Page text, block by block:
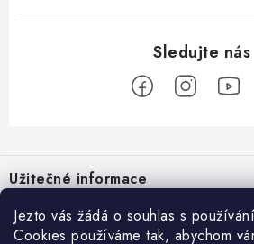
Jezto vás žádá o souhlas s
Cookies používáme tak, abychom
pUžitečné informace
O nás
Zákaznický servis